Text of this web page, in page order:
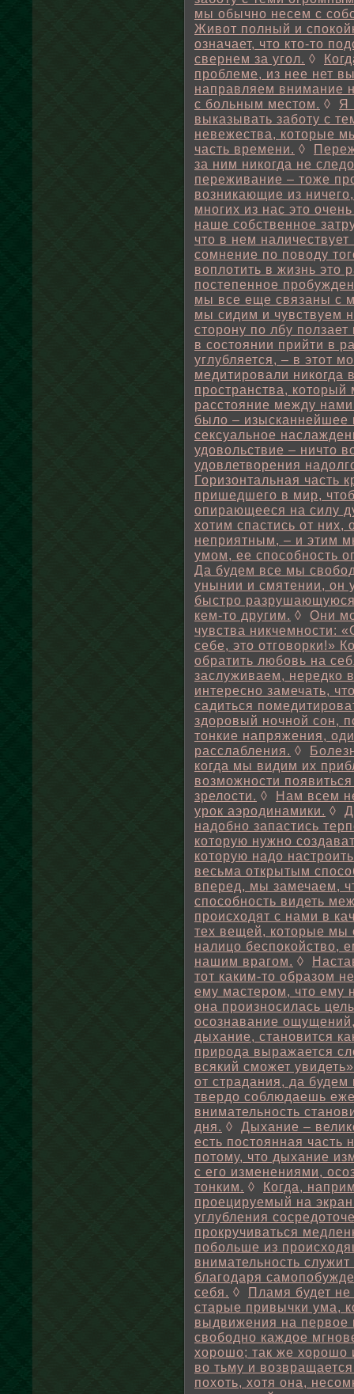
мы обычно несем с
Живот полный и
означает, что кто-то
свернем за угол. ◊
проблеме, из нее нет
направляем внимание
с больным местом. ◊ Я
выказывать заботу с
невежества, которые
часть времени. ◊
за ним никогда не
переживание – тоже
возникающие из
многих из нас это
наше собственное
что в нем
сомнение по поводу
воплотить в жизнь это
постепенное
мы все еще связаны с
мы сидим и чувствуем
сторону по лбу
в состоянии прийти в
углубляется, – в этот
медитировали никогда
пространства,
расстояние между
было – изысканнейшее
сексуальное
удовольствие – ничто
удовлетворения
Горизонтальная часть
пришедшего в мир,
опирающееся на силу
хотим спастись от них,
неприятным, – и этим
умом, ее способность
Да будем все мы
унынии и смятении, он
быстро разрушающуюся
кем-то другим. ◊ Они
чувства никчемности:
себе, это отговорки!»
обратить любовь на
заслуживаем, нередко
интересно замечать,
садиться
здоровый ночной сон,
тонкие напряжения,
расслабления. ◊
когда мы видим их
возможности
зрелости. ◊ Нам всем
урок аэродинамики. ◊
надобно запастись
которую нужно
которую надо
весьма открытым
вперед, мы замечаем,
способность видеть
происходят с нами в
тех вещей, которые
налицо беспокойство,
нашим врагом. ◊
тот каким-то образом
ему мастером, что ему
она произносилась
осознавание
дыхание, становится
природа выражается
всякий сможет
от страдания, да
твердо соблюдаешь
внимательность
дня. ◊ Дыхание –
есть постоянная
потому, что дыхание
с его изменениями,
тонким. ◊ Когда,
проецируемый на
углубления
прокручиваться
побольше из
внимательность
благодаря
себя. ◊ Пламя будет не
старые привычки ума,
выдвижения на первое
свободно каждое
хорошо; так же хорошо
во тьму и возвращается
похоть, хотя она,